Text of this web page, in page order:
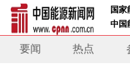
国家
中
要闻 热点